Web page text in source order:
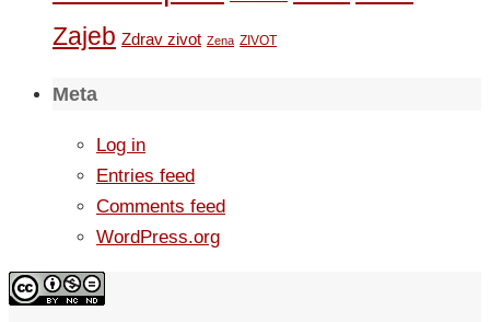
Zajeb Zdrav zivot Zena ZIVOT
Meta
Log in
Entries feed
Comments feed
WordPress.org